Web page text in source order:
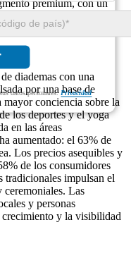
datos personales. Privacidad
premium, con un
de lujo y de
diademas con una
por una base de
conciencia sobre la
los deportes y el yoga
en las áreas
aumentado: el 63% de
Los precios asequibles y
de los consumidores
tradicionales impulsan el
ceremoniales. Las
y personas
crecimiento y la visibilidad